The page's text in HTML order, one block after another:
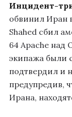
Инцидент-
обвинил Иран
Shahed сбил
64 Apache над
экипажа были
подтвердил и
предупредив,
Ирана,